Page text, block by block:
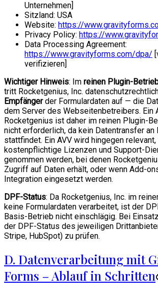
Unternehmen]
Sitzland: USA
Website: https://
Privacy Policy: https://
Data Processing Agreement:
https://www.gravityforms.com/dpa/
verifizieren]
Wichtiger Hinweis: Im reinen Plugin-
tritt Rocketgenius, Inc.
Empfängerder Formulardaten auf — die
dem Server des Webseitenbetreibers. Ein
Rocketgenius ist daher im reinen Plugin-
nicht erforderlich, da kein Datentransfer an
stattfindet. Ein AVV wird hingegen relevant,
kostenpflichtige Lizenzen und Support-
genommen werden, bei denen
Zugriff auf Daten erhält, oder wenn Add-
Integration eingesetzt werden.
DPF-Status: Da Rocketgenius, Inc. im
keine Formulardaten verarbeitet, ist der
Basis-Betrieb nicht einschlägig. Bei
der DPF-Status des jeweiligen
Stripe, HubSpot) zu prüfen.
D. Datenverarbeitung mit
Forms – Ablauf in Schritten